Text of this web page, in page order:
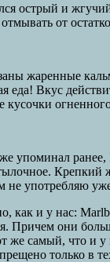
острый и
от
жаренные
еда! Вкус
кусочки
упоминал
Крепкий
употребляю
как и у нас:
Причем они
же самый, что и
только в